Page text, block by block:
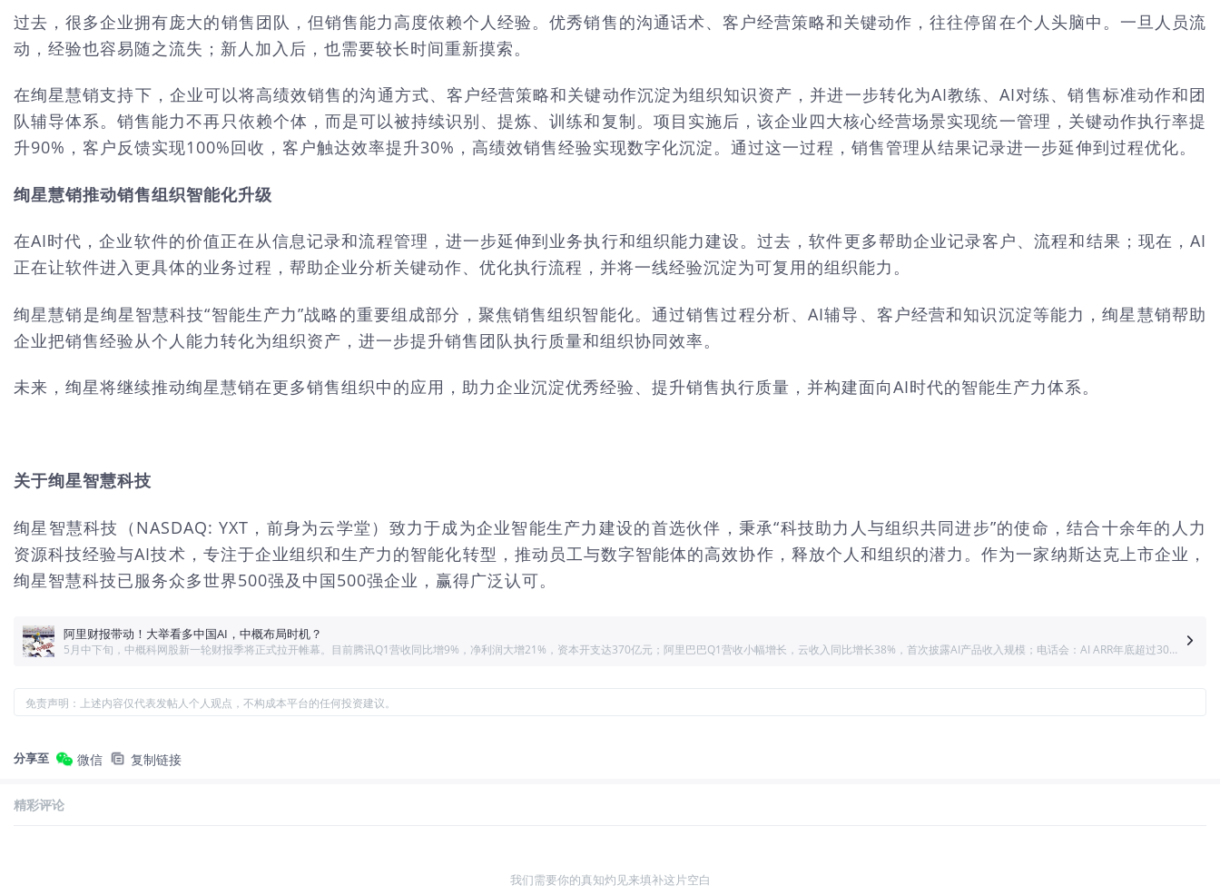
过去，很多企业拥有庞大的销售团队，但销售能力高度依赖个人经验。优秀销售的沟通话术、客户经营策略和关键动作，往往停留在个人头脑中。一旦人员流
动，经验也容易随之流失；新人加入后，也需要较长时间重新摸索。
在绚星慧销支持下，企业可以将高绩效销售的沟通方式、客户经营策略和关键动作沉淀为组织知识资产，并进一步转化为AI教练、AI对练、销售标准动作和团
队辅导体系。销售能力不再只依赖个体，而是可以被持续识别、提炼、训练和复制。项目实施后，该企业四大核心经营场景实现统一管理，关键动作执行率提
升90%，客户反馈实现100%回收，客户触达效率提升30%，高绩效销售经验实现数字化沉淀。通过这一过程，销售管理从结果记录进一步延伸到过程优化。
绚星慧销推动销售组织智能化升级
在AI时代，企业软件的价值正在从信息记录和流程管理，进一步延伸到业务执行和组织能力建设。过去，软件更多帮助企业记录客户、流程和结果；现在，AI
正在让软件进入更具体的业务过程，帮助企业分析关键动作、优化执行流程，并将一线经验沉淀为可复用的组织能力。
绚星慧销是绚星智慧科技“智能生产力”战略的重要组成部分，聚焦销售组织智能化。通过销售过程分析、AI辅导、客户经营和知识沉淀等能力，绚星慧销帮助
企业把销售经验从个人能力转化为组织资产，进一步提升销售团队执行质量和组织协同效率。
未来，绚星将继续推动绚星慧销在更多销售组织中的应用，助力企业沉淀优秀经验、提升销售执行质量，并构建面向AI时代的智能生产力体系。
关于绚星智慧科技
绚星智慧科技（NASDAQ: YXT，前身为云学堂）致力于成为企业智能生产力建设的首选伙伴，秉承“科技助力人与组织共同进步”的使命，结合十余年的人力
资源科技经验与AI技术，专注于企业组织和生产力的智能化转型，推动员工与数字智能体的高效协作，释放个人和组织的潜力。作为一家纳斯达克上市企业，
绚星智慧科技已服务众多世界500强及中国500强企业，赢得广泛认可。
阿里财报带动！大举看多中国AI，中概布局时机？
5月中下旬，中概科网股新一轮财报季将正式拉开帷幕。目前腾讯Q1营收同比增9%，净利润大增21%，资本开支达370亿元；阿里巴巴Q1营收小幅增长，云收入同比增长38%，首次披露AI产品收入规模；电话会：AI ARR年底超过300亿元，服务器“没有一张卡是闲置的”，资本支出将超过3800亿元。【阿里财报目前带动华尔街大举看多中国AI，中概指数5月13日大涨，大家觉得现在是布局好时机吗？】
免责声明：上述内容仅代表发帖人个人观点，不构成本平台的任何投资建议。
分享至 微信 复制链接
精彩评论
我们需要你的真知灼见来填补这片空白